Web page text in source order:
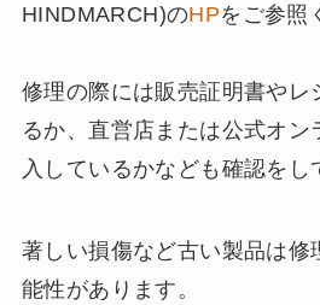
HINDMARCH)のHPをご参照
修理の際には販売証明書やレ
るか、直営店または公式オン
入しているかなども確認をし
著しい損傷など古い製品は修
能性があります。